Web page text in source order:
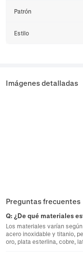
Patrón
Estilo
Imágenes detalladas
Preguntas frecuentes
Q: ¿De qué materiales
Los materiales varían
acero inoxidable y titanio,
oro, plata esterlina, cobre,